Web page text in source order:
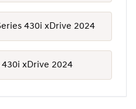
430i xDrive 2024
430i xDrive 2024